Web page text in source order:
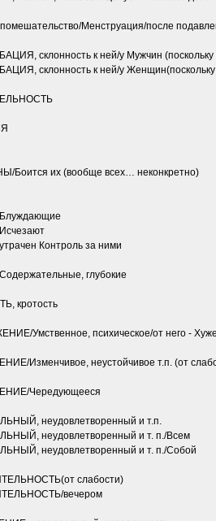
Менструация/после
склонность к ней/у Мужчин
склонность к ней/у
Боится их (вообще всех… неконкретно)
Контроль за ними
глубокие
кротость
Умственное, психическое/от него - Хуже
Изменчивое, неустойчивое т.п. (от
Чередующееся
неудовлетворенный и т.п.
неудовлетворенный и т. п./Всем
неудовлетворенный и т. п./Собой
слабости)
вечером